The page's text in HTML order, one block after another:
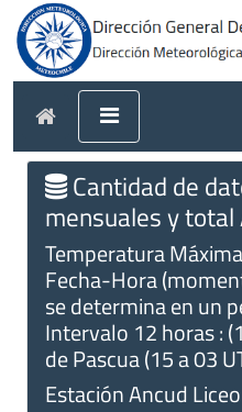
Cantidad de
mensuales y total
Temperatura
Fecha-Hora
se determina en un
Intervalo 12 horas :
de Pascua (15 a 03
Estación Ancud